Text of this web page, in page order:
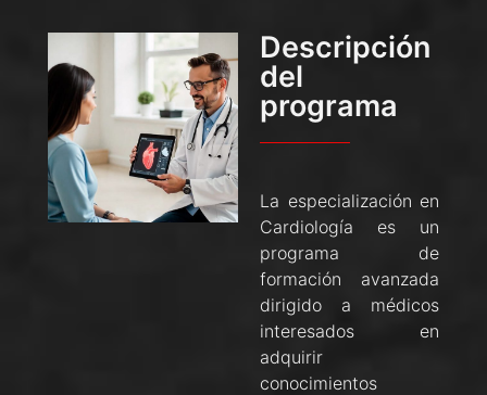
Descripción
del
programa
La especialización en
Cardiología es un
programa de
formación avanzada
dirigido a médicos
interesados en
adquirir
conocimientos